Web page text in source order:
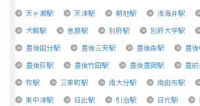
天ヶ瀬駅 天津駅 朝地駅 浅海井駅
犬飼駅
恵良駅 別府駅 別府大学駅
豊後国分駅
豊後三芳駅 豊後森駅 豊
豊後荻駅
豊後竹田駅 豊後豊岡駅 豊
牧駅
三重町駅 南大分駅 南由布駅
東中津駅
日出駅 引治駅 日代駅